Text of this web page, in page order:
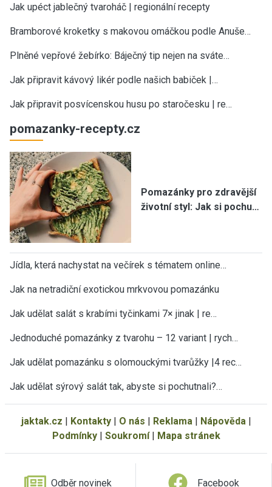
Jak upéct jablečný tvaroháč | regionální recepty
Bramborové kroketky s makovou omáčkou podle Anuše…
Plněné vepřové žebírko: Báječný tip nejen na sváte…
Jak připravit kávový likér podle našich babiček |…
Jak připravit posvícenskou husu po staročesku | re…
pomazanky-recepty.cz
Pomazánky pro zdravější
životní styl: Jak si pochu…
Jídla, která nachystat na večírek s tématem online…
Jak na netradiční exotickou mrkvovou pomazánku
Jak udělat salát s krabími tyčinkami 7× jinak | re…
Jednoduché pomazánky z tvarohu – 12 variant | rych…
Jak udělat pomazánku s olomouckými tvarůžky |4 rec…
Jak udělat sýrový salát tak, abyste si pochutnali?…
jaktak.cz | Kontakty| O nás | Reklama| Nápověda|
Podmínky| Soukromí| Mapa stránek
Odběr novinek Facebook